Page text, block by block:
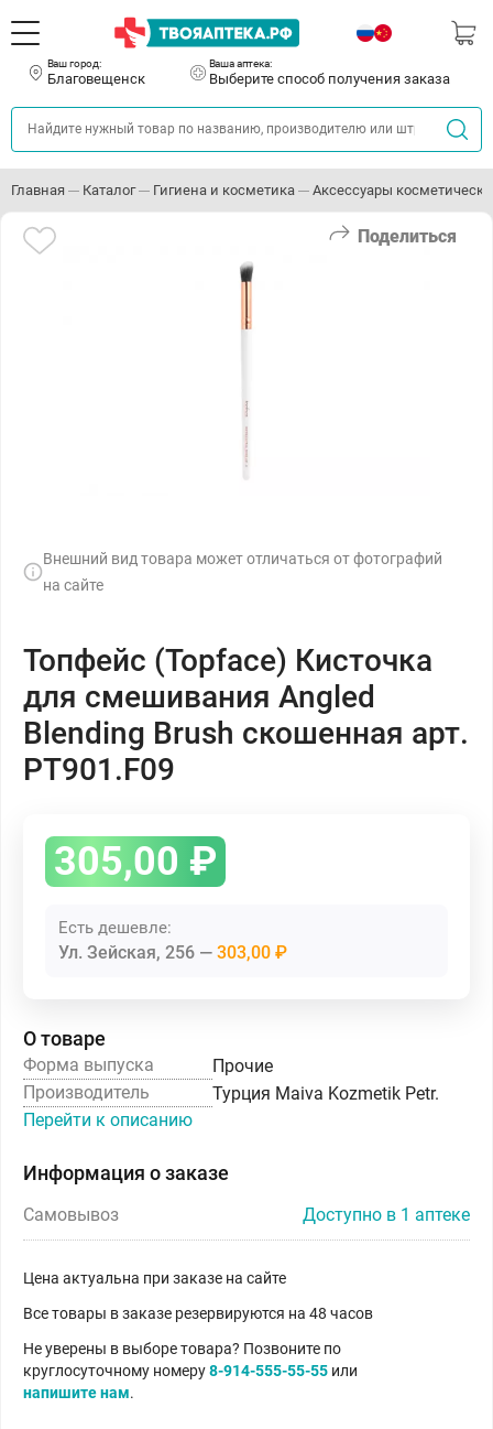
Ваш город:
Благовещенск
Ваша аптека:
Выберите способ получения заказа
Главная Каталог Гигиена и косметика Аксессуары
Поделиться
Внешний вид товара может отличаться от фотографий
на сайте
Топфейс (Topface) Кисточка
для смешивания Angled
Blending Brush скошенная арт.
PT901.F09
305,00 ₽
Есть дешевле:
Ул. Зейская, 256 303,00 ₽
О товаре
Форма выпуска
Прочие
Производитель
Турция Maiva Kozmetik Petr.
Перейти к описанию
Информация о заказе
Самовывоз Доступно в 1 аптеке
Цена актуальна при заказе на сайте
Все товары в заказе резервируются на 48 часов
Не уверены в выборе товара? Позвоните по
круглосуточному номеру8-914-555-55-55 или
напишите нам.